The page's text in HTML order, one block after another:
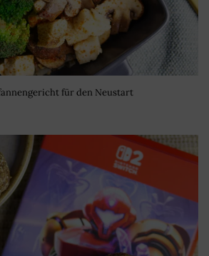
für den Neustart